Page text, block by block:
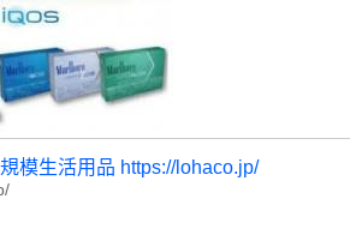
模生活用品 https://lohaco.jp/